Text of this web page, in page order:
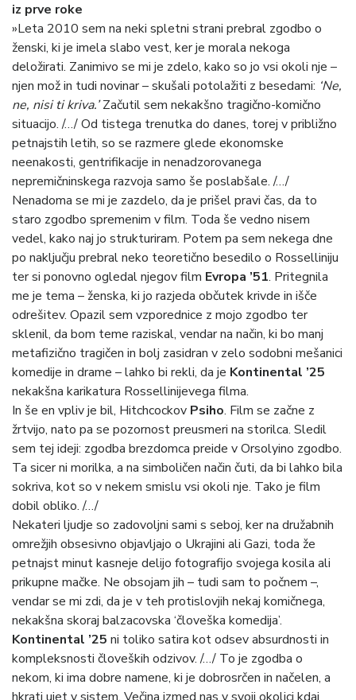
iz prve roke
»Leta 2010 sem na neki spletni strani prebral zgodbo o
ženski, ki je imela slabo vest, ker je morala nekoga
deložirati. Zanimivo se mi je zdelo, kako so jo vsi okoli nje –
njen mož in tudi novinar – skušali potolažiti z besedami: ‘Ne,
ne, nisi ti kriva.’Začutil sem nekakšno tragično-komično
situacijo. /…/ Od tistega trenutka do danes, torej v približno
petnajstih letih, so se razmere glede ekonomske
neenakosti, gentrifikacije in nenadzorovanega
nepremičninskega razvoja samo še poslabšale. /…/
Nenadoma se mi je zazdelo, da je prišel pravi čas, da to
staro zgodbo spremenim v film. Toda še vedno nisem
vedel, kako naj jo strukturiram. Potem pa sem nekega dne
po naključju prebral neko teoretično besedilo o Rosselliniju
ter si ponovno ogledal njegov film Evropa ’51. Pritegnila
me je tema – ženska, ki jo razjeda občutek krivde in išče
odrešitev. Opazil sem vzporednice z mojo zgodbo ter
sklenil, da bom teme raziskal, vendar na način, ki bo manj
metafizično tragičen in bolj zasidran v zelo sodobni mešanici
komedije in drame – lahko bi rekli, da je Kontinental ’25
nekakšna karikatura Rossellinijevega filma.
In še en vpliv je bil, Hitchcockov Psiho. Film se začne z
žrtvijo, nato pa se pozornost preusmeri na storilca. Sledil
sem tej ideji: zgodba brezdomca preide v Orsolyino zgodbo.
Ta sicer ni morilka, a na simboličen način čuti, da bi lahko bila
sokriva, kot so v nekem smislu vsi okoli nje. Tako je film
dobil obliko. /…/
Nekateri ljudje so zadovoljni sami s seboj, ker na družabnih
omrežjih obsesivno objavljajo o Ukrajini ali Gazi, toda že
petnajst minut kasneje delijo fotografijo svojega kosila ali
prikupne mačke. Ne obsojam jih – tudi sam to počnem –,
vendar se mi zdi, da je v teh protislovjih nekaj komičnega,
nekakšna skoraj balzacovska ‘človeška komedija’.
Kontinental ’25 ni toliko satira kot odsev absurdnosti in
kompleksnosti človeških odzivov. /…/ To je zgodba o
nekom, ki ima dobre namene, ki je dobrosrčen in načelen, a